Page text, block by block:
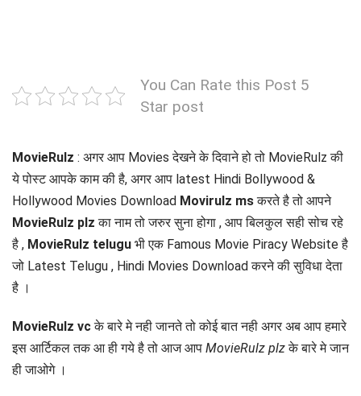
You Can Rate this Post 5
Star post
MovieRulz : अगर आप Movies देखने के दिवाने हो तो MovieRulz की
ये पोस्ट आपके काम की है, अगर आप latest Hindi Bollywood &
Hollywood Movies Download Movirulz msकरते है तो आपने
MovieRulz plz का नाम तो जरुर सुना होगा , आप बिलकुल सही सोच रहे
है , MovieRulz telugu भी एक Famous Movie Piracy Website है
जो Latest Telugu , Hindi Movies Download करने की सुविधा देता
है ।
MovieRulz vcके बारे मे नही जानते तो कोई बात नही अगर अब आप हमारे
इस आर्टिकल तक आ ही गये है तो आज आप MovieRulz plzके बारे मे जान
ही जाओगे ।